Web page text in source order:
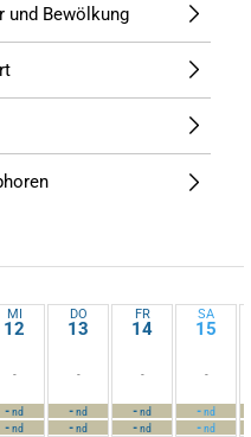
und Bewölkung
MI
12
-
-nd
-nd
DO
13
-
-nd
-nd
FR
14
-
-nd
-nd
SA
15
-
-nd
-nd